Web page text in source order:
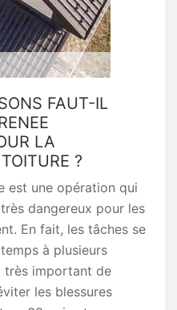
FAUT-IL
LA
?
est une opération qui
dangereux pour les
En fait, les tâches se
à plusieurs
très important de
les blessures